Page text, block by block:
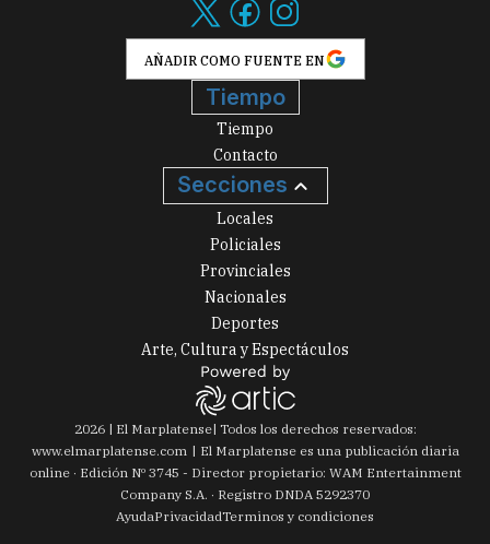
AÑADIR COMO FUENTE EN
Tiempo
Tiempo
Contacto
Secciones
Locales
Policiales
Provinciales
Nacionales
Deportes
Arte, Cultura y Espectáculos
2026| El Marplatense| Todos los derechos reservados:
www.elmarplatense.com
El Marplatense es una publicación diaria
online · Edición Nº 3745 - Director propietario: WAM Entertainment
Company S.A. · Registro DNDA 5292370
AyudaPrivacidadTerminos y condiciones